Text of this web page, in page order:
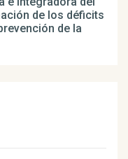
de los déficits
de la